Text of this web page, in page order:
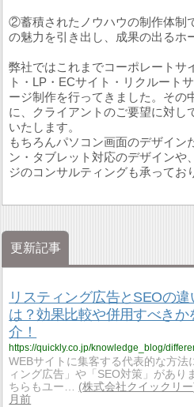
②蓄積されたノウハウの制作体制
の魅力を引き出し、成果の出るホ
弊社ではこれまでコーポレートサ
ト・LP・ECサイト・リクルート
ージ制作を行ってきました。その
に、クライアントのご要望に対し
いたします。
もちろんパソコン画面のデザイン
ン・タブレット対応のデザインや
ジのコンサルティングも承ってお
更新記事
リスティング広告とSEOの違
は？効果比較や併用すべきか
介！
WEBサイトに集客する代表的な方法
ィング広告」や「SEO対策」があり
ちらもユー…
株式会社クイックリー
月前